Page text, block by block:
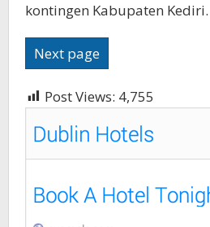
kontingen Kabupaten Kediri.
Next page
Post Views: 4,755